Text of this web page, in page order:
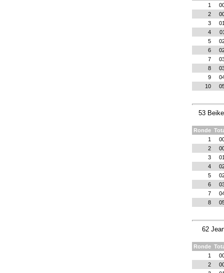
1
2
3
4
5
6
7
8
9
10
53
Ronde
1
2
3
4
5
6
7
8
62
Ronde
1
2